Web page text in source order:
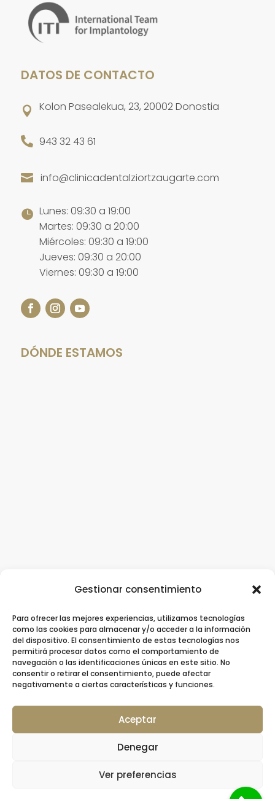
Gestionar consentimiento
Para ofrecer las mejores experiencias, utilizamos tecnologías
como las cookies para almacenar y/o acceder a la información
del dispositivo. El consentimiento de estas tecnologías nos
permitirá procesar datos como el comportamiento de
navegación o las identificaciones únicas en este sitio. No
consentir o retirar el consentimiento, puede afectar
negativamente a ciertas características y funciones.
Aceptar
Denegar
Ver preferencias
DATOS DE CONTACTO
 Kolon Pasealekua, 23, 20002 Donostia
 943 32 43 61
 info@clinicadentalziortzaugarte.com
 Lunes: 09:30 a 19:00
Martes: 09:30 a 20:00
Miércoles: 09:30 a 19:00
Jueves: 09:30 a 20:00
Viernes: 09:30 a 19:00
DÓNDE ESTAMOS
Clínica Dental Ziortza Ugarte/Implantes
dentales/Ortodoncia/Ortodoncia invisible
/Contacto
© 2026 Clínica Dental Ziortza Ugarte –
Colegiada nº 20001064 por el Colegio de
Dentistas de Gipuzkoa
Política de